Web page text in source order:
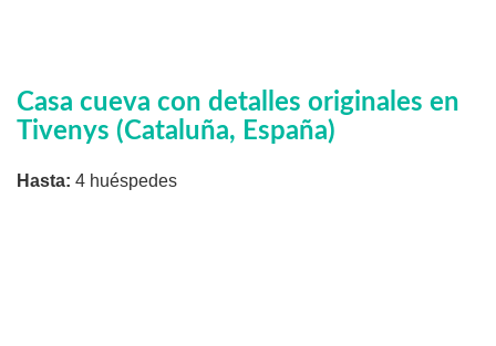
Casa cueva con detalles originales en
Tivenys (Cataluña, España)
Hasta: 4 huéspedes